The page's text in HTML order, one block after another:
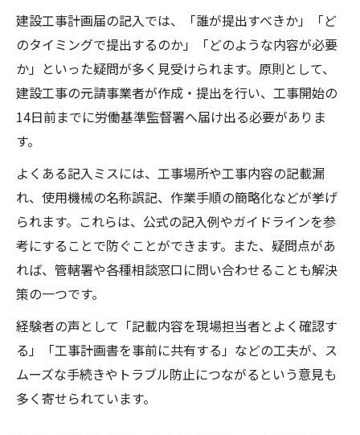
建設工事計画届の記入では、「誰が提出すべきか」「ど
のタイミングで提出するのか」「どのような内容が必要
か」といった疑問が多く見受けられます。原則として、
建設工事の元請事業者が作成・提出を行い、工事開始の
14日前までに労働基準監督署へ届け出る必要がありま
す。
よくある記入ミスには、工事場所や工事内容の記載漏
れ、使用機械の名称誤記、作業手順の簡略化などが挙げ
られます。これらは、公式の記入例やガイドラインを参
考にすることで防ぐことができます。また、疑問点があ
れば、管轄署や各種相談窓口に問い合わせることも解決
策の一つです。
経験者の声として「記載内容を現場担当者とよく確認す
る」「工事計画書を事前に共有する」などの工夫が、ス
ムーズな手続きやトラブル防止につながるという意見も
多く寄せられています。